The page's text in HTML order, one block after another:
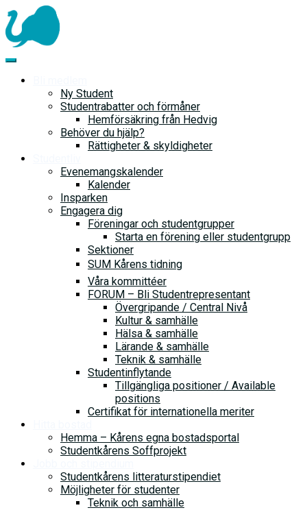
Skip
to
content
Ny Student
Studentrabatter och förmåner
Hemförsäkring från Hedvig
Behöver du hjälp?
Rättigheter & skyldigheter
Evenemangskalender
Kalender
Insparken
Engagera dig
Föreningar och studentgrupper
Starta en förening eller studentgrupp
Sektioner
SUM Kårens tidning
Våra kommittéer
FORUM – Bli Studentrepresentant
Övergripande / Central Nivå
Kultur & samhälle
Hälsa & samhälle
Lärande & samhälle
Teknik & samhälle
Studentinflytande
Tillgängliga positioner / Available
positions
Certifikat för internationella meriter
Hemma – Kårens egna bostadsportal
Studentkårens Soffprojekt
Studentkårens litteraturstipendiet
Möjligheter för studenter
Teknik och samhälle